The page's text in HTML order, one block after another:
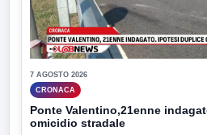
7 AGOSTO 2026
CRONACA
Ponte Valentino,21enne
omicidio stradale